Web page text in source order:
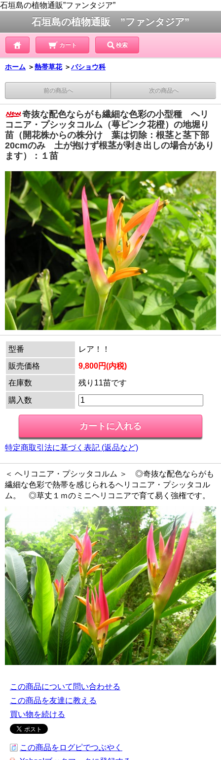
石垣島の植物通販”ファンタジア”
石垣島の植物通販 ”ファンタジア”
カート 検索
ホーム ＞熱帯草花 ＞バショウ科
前の商品へ 次の商品へ
奇抜な配色ならがも繊細な色彩の小型種 ヘリ
コニア・プシッタコルム（萼ピンク花橙）の地堀り
苗（開花株からの株分け 葉は切除：根茎と茎下部
20cmのみ 土が抱けず根茎が剥き出しの場合があり
ます）：１苗
型番
レア！！
販売価格
9,800円(内税)
在庫数
残り11苗です
購入数
特定商取引法に基づく表記 (返品など)
＜ ヘリコニア・プシッタコルム ＞ ◎奇抜な配色ならがも
繊細な色彩で熱帯を感じられるヘリコニア・プシッタコル
ム。 ◎草丈１ｍのミニヘリコニアで育て易く強権です。
この商品について問い合わせる
この商品を友達に教える
買い物を続ける
この商品をログピでつぶやく